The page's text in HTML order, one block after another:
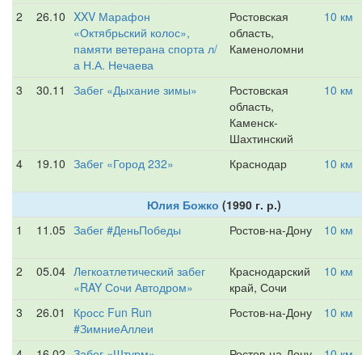
2 26.10 XXV Марафон
«Октябрьский колос»,
памяти ветерана спорта л/
а Н.А. Нечаева
Ростовская
область,
Каменоломни
10 км
3 30.11 Забег «Дыхание зимы»
Ростовская
область,
Каменск-
Шахтинский
10 км
4 19.10 Забег «Город 232» Краснодар 10 км
Юлия Божко (1990 г. р.)
1
11.05 Забег #ДеньПобеды Ростов-на-Дону 10 км
2 05.04 Легкоатлетический забег
«RAY Сочи Автодром»
Краснодарский
край, Сочи
10 км
3 26.01
Кросс Fun Run
#ЗимниеАллеи
Ростов-на-Дону 10 км